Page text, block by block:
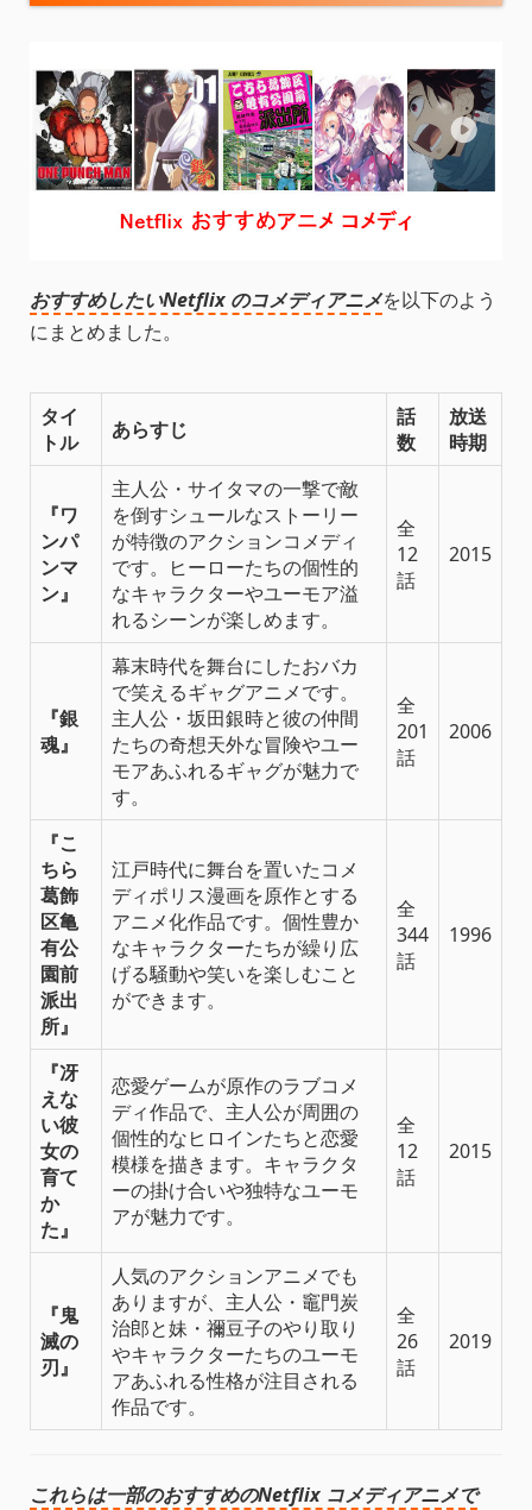
おすすめしたいNetflix のコメディアニメを以下のよう
にまとめました。
タイ
トル
あらすじ
話
数
放送
時期
『ワ
ンパ
ンマ
ン』
主人公・サイタマの一撃で敵
を倒すシュールなストーリー
が特徴のアクションコメディ
です。ヒーローたちの個性的
なキャラクターやユーモア溢
れるシーンが楽しめます。
全
12
話
2015
『銀
魂』
幕末時代を舞台にしたおバカ
で笑えるギャグアニメです。
主人公・坂田銀時と彼の仲間
たちの奇想天外な冒険やユー
モアあふれるギャグが魅力で
す。
全
201
話
2006
『こ
ちら
葛飾
区亀
有公
園前
派出
所』
江戸時代に舞台を置いたコメ
ディポリス漫画を原作とする
アニメ化作品です。個性豊か
なキャラクターたちが繰り広
げる騒動や笑いを楽しむこと
ができます。
全
344
話
1996
『冴
えな
い彼
女の
育て
か
た』
恋愛ゲームが原作のラブコメ
ディ作品で、主人公が周囲の
個性的なヒロインたちと恋愛
模様を描きます。キャラクタ
ーの掛け合いや独特なユーモ
アが魅力です。
全
12
話
2015
『鬼
滅の
刃』
人気のアクションアニメでも
ありますが、主人公・竈門炭
治郎と妹・禰豆子のやり取り
やキャラクターたちのユーモ
アあふれる性格が注目される
作品です。
全
26
話
2019
これらは一部のおすすめのNetflix コメディアニメで